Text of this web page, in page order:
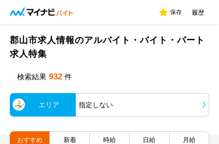
保存 履歴
郡山市求人情報のアルバイト・バイト・パート
求人特集
検索結果 932 件
エリア 指定しない
おすすめ 新着 時給 日給 月給